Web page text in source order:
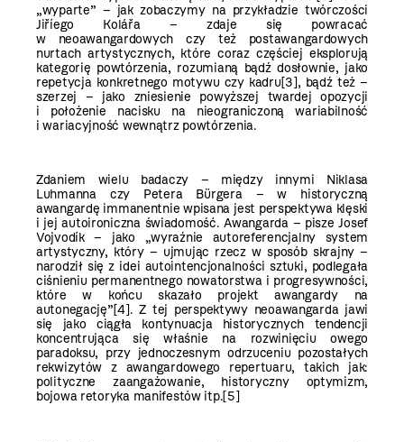
„wyparte” – jak zobaczymy na przykładzie twórczości
Jiříego Kolářa – zdaje się powracać
w neoawangardowych czy też postawangardowych
nurtach artystycznych, które coraz częściej eksplorują
kategorię powtórzenia, rozumianą bądź dosłownie, jako
repetycja konkretnego motywu czy kadru[3], bądź też –
szerzej – jako zniesienie powyższej twardej opozycji
i położenie nacisku na nieograniczoną wariabilność
i wariacyjność wewnątrz powtórzenia.
Zdaniem wielu badaczy – między innymi Niklasa
Luhmanna czy Petera Bürgera – w historyczną
awangardę immanentnie wpisana jest perspektywa klęski
i jej autoironiczna świadomość. Awangarda – pisze Josef
Vojvodík – jako „wyraźnie autoreferencjalny system
artystyczny, który – ujmując rzecz w sposób skrajny –
narodził się z idei autointencjonalności sztuki, podlegała
ciśnieniu permanentnego nowatorstwa i progresywności,
które w końcu skazało projekt awangardy na
autonegację”[4]. Z tej perspektywy neoawangarda jawi
się jako ciągła kontynuacja historycznych tendencji
koncentrująca się właśnie na rozwinięciu owego
paradoksu, przy jednoczesnym odrzuceniu pozostałych
rekwizytów z awangardowego repertuaru, takich jak:
polityczne zaangażowanie, historyczny optymizm,
bojowa retoryka manifestów itp.[5]